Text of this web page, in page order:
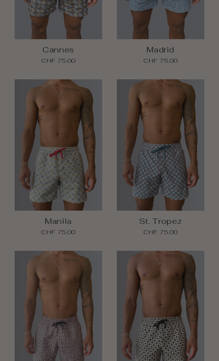
Cannes
CHF 75.00
Madrid
CHF 75.00
Manila
CHF 75.00
St. Tropez
CHF 75.00